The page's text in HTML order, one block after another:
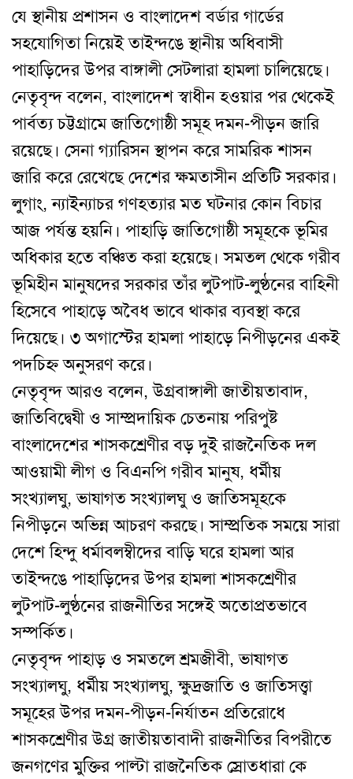
যে স্থানীয় প্রশাসন ও বাংলাদেশ বর্ডার গার্ডের
সহযোগিতা নিয়েই তাইন্দঙে স্থানীয় অধিবাসী
পাহাড়িদের উপর বাঙ্গালী সেটলারা হামলা চালিয়েছে।
নেতৃবৃন্দ বলেন, বাংলাদেশ স্বাধীন হওয়ার পর থেকেই
পার্বত্য চট্টগ্রামে জাতিগোষ্ঠী সমূহ দমন-পীড়ন জারি
রয়েছে। সেনা গ্যারিসন স্থাপন করে সামরিক শাসন
জারি করে রেখেছে দেশের ক্ষমতাসীন প্রতিটি সরকার।
লুগাং, ন্যাইন্যাচর গণহত্যার মত ঘটনার কোন বিচার
আজ পর্যন্ত হয়নি। পাহাড়ি জাতিগোষ্ঠী সমূহকে ভূমির
অধিকার হতে বঞ্চিত করা হয়েছে। সমতল থেকে গরীব
ভূমিহীন মানুষদের সরকার তাঁর লুটপাট-লুণ্ঠনের বাহিনী
হিসেবে পাহাড়ে অবৈধ ভাবে থাকার ব্যবস্থা করে
দিয়েছে। ৩ অগাস্টের হামলা পাহাড়ে নিপীড়নের একই
পদচিহ্ন অনুসরণ করে।
নেতৃবৃন্দ আরও বলেন, উগ্রবাঙ্গালী জাতীয়তাবাদ,
জাতিবিদ্বেষী ও সাম্প্রদায়িক চেতনায় পরিপুষ্ট
বাংলাদেশের শাসকশ্রেণীর বড় দুই রাজনৈতিক দল
আওয়ামী লীগ ও বিএনপি গরীব মানুষ, ধর্মীয়
সংখ্যালঘু, ভাষাগত সংখ্যালঘু ও জাতিসমূহকে
নিপীড়নে অভিন্ন আচরণ করছে। সাম্প্রতিক সময়ে সারা
দেশে হিন্দু ধর্মাবলম্বীদের বাড়ি ঘরে হামলা আর
তাইন্দঙে পাহাড়িদের উপর হামলা শাসকশ্রেণীর
লুটপাট-লুণ্ঠনের রাজনীতির সঙ্গেই অতোপ্রতভাবে
সম্পর্কিত।
নেতৃবৃন্দ পাহাড় ও সমতলে শ্রমজীবী, ভাষাগত
সংখ্যালঘু, ধর্মীয় সংখ্যালঘু, ক্ষুদ্রজাতি ও জাতিসত্ত্বা
সমূহের উপর দমন-পীড়ন-নির্যাতন প্রতিরোধে
শাসকশ্রেণীর উগ্র জাতীয়তাবাদী রাজনীতির বিপরীতে
জনগণের মুক্তির পাল্টা রাজনৈতিক স্রোতধারা কে